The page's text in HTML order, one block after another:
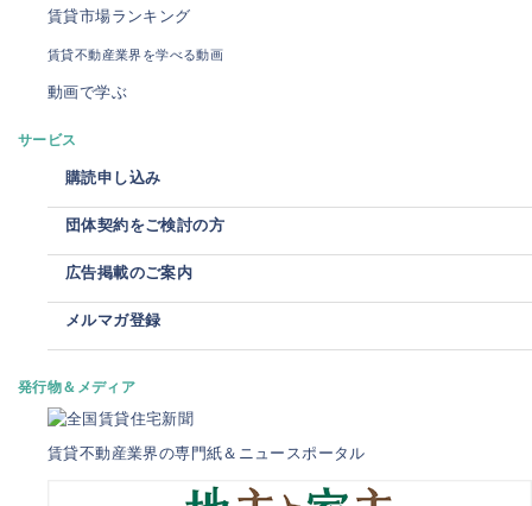
賃貸市場ランキング
賃貸不動産業界を学べる動画
動画で学ぶ
サービス
購読申し込み
団体契約をご検討の方
広告掲載のご案内
メルマガ登録
発行物＆メディア
賃貸不動産業界の専門紙＆ニュースポータル